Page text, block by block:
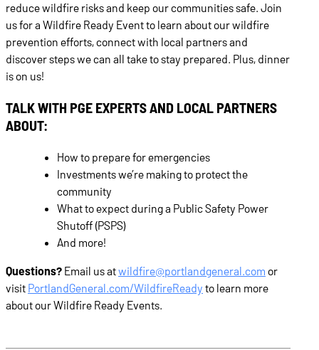
reduce wildfire risks and keep our communities safe. Join
us for a Wildfire Ready Event to learn about our wildfire
prevention efforts, connect with local partners and
discover steps we can all take to stay prepared. Plus, dinner
is on us!
TALK WITH PGE EXPERTS AND LOCAL PARTNERS
ABOUT:
How to prepare for emergencies
Investments we’re making to protect the
community
What to expect during a Public Safety Power
Shutoff (PSPS)
And more!
Questions? Email us atwildfire@portlandgeneral.com or
visit PortlandGeneral.com/WildfireReady to learn more
about our Wildfire Ready Events.